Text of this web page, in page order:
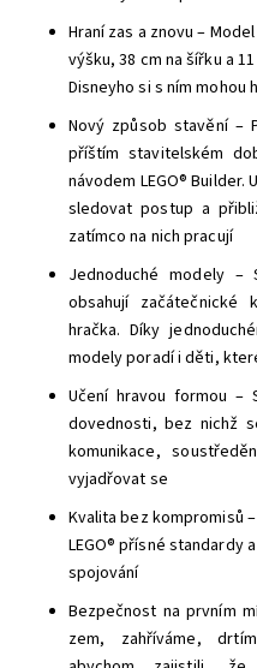
Hraní zas a znovu –
výšku, 38 cm na šířku a
Disneyho si s ním mohou
Nový způsob stavění –
příštím stavitelském
návodem LEGO®
sledovat postup a
zatímco na nich pracují
Jednoduché modely
obsahují
hračka. Díky
modely poradí i děti,
Učení hravou formou –
dovednosti, bez nichž
komunikace,
vyjadřovat se
Kvalita bez kompromisů
LEGO® přísné standardy
spojování
Bezpečnost na prvním
zem, zahříváme,